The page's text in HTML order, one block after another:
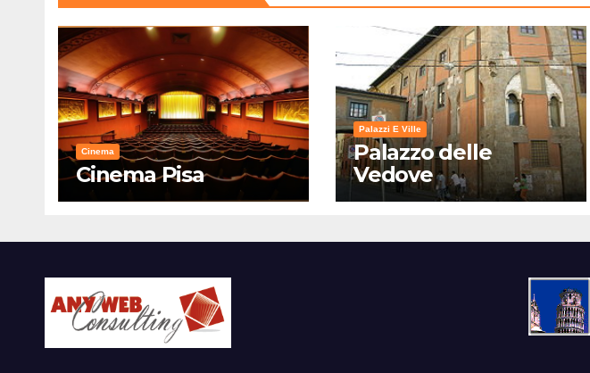
Cinema
Cinema Pisa
Palazzi E Ville
Palazzo delle
Vedove